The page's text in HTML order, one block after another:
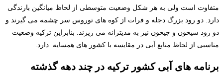
متفاوت است ولی به هر شکل وضعیت متوسطی از لحاظ میانگین بارندگی
دارد. دو رود بزرگ دجله و فرات از کوه های توروس سر چشمه می گیرند و
دو رود سیحون و جیحون نیز به مدیترانه می ریزند. بنابراین ترکیه وضعیت
مناسبی از لحاظ منابع آبی در مقایسه با کشور های همسایه دارد.
برنامه های آبی کشور ترکیه در چند دهه گذشته